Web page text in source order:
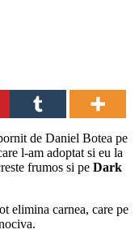
de Daniel Botea pe
l-am adoptat si eu la
frumos si pe Dark
elimina carnea, care pe